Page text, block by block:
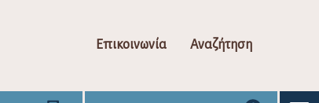
Επικοινωνία Αναζήτηση